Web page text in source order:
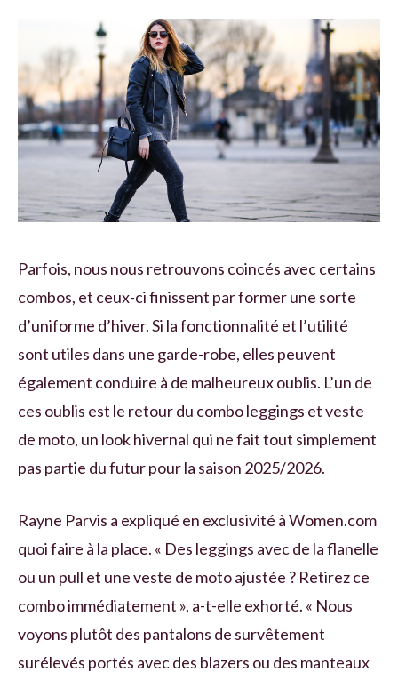
Parfois, nous nous retrouvons coincés avec certains
combos, et ceux-ci finissent par former une sorte
d’uniforme d’hiver. Si la fonctionnalité et l’utilité
sont utiles dans une garde-robe, elles peuvent
également conduire à de malheureux oublis. L’un de
ces oublis est le retour du combo leggings et veste
de moto, un look hivernal qui ne fait tout simplement
pas partie du futur pour la saison 2025/2026.
Rayne Parvis a expliqué en exclusivité à Women.com
quoi faire à la place. « Des leggings avec de la flanelle
ou un pull et une veste de moto ajustée ? Retirez ce
combo immédiatement », a-t-elle exhorté. « Nous
voyons plutôt des pantalons de survêtement
surélevés portés avec des blazers ou des manteaux